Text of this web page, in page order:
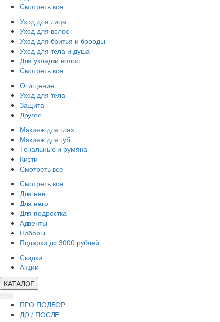
Смотреть все
Уход для лица
Уход для волос
Уход для бритья и бороды
Уход для тела и душа
Для укладки волос
Смотреть все
Очищение
Уход для тела
Защита
Другое
Макияж для глаз
Макияж для губ
Тональные и румяна
Кисти
Смотреть все
Смотреть все
Для неё
Для него
Для подростка
Адвенты
Наборы
Подарки до 3000 рублей
Скидки
Акции
КАТАЛОГ
ПРО ПОДБОР
ДО / ПОСЛЕ